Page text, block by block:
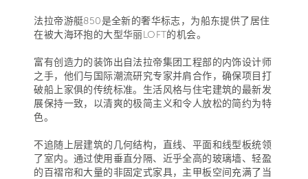
法拉帝游艇850是全新的奢华标志，为船东提供了居住
在被大海环抱的大型华丽LOFT的机会。
富有创造力的装饰出自法拉帝集团工程部的内饰设计师
之手，他们与国际潮流研究专家并肩合作，确保项目打
破船上家俱的传统标准。生活风格与住宅建筑的最新发
展保持一致，以清爽的极简主义和令人放松的简约为特
色。
不追随上层建筑的几何结构，直线、平面和线型板统领
了室内。通过使用垂直分隔、近乎全高的玻璃墙、轻盈
的百褶帘和大量的非固定式家具，主甲板空间充满了当